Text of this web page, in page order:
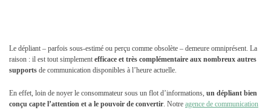
Le dépliant – parfois sous-estimé ou perçu comme obsolète – demeure omniprésent. La
raison : il est tout simplement efficace et très complémentaire aux nombreux autres
supports de communication disponibles à l’heure actuelle.
En effet, loin de noyer le consommateur sous un flot d’informations, un dépliant bien
conçu capte l’attention et a le pouvoir de convertir. Notre agence de communication